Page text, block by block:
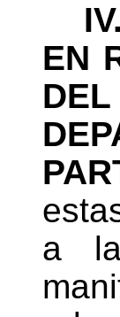
EN
a